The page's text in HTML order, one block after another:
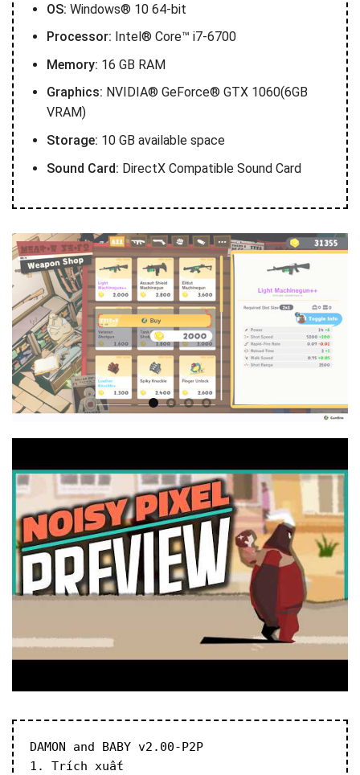
OS: Windows® 10 64-bit
Processor: Intel® Core™ i7-6700
Memory: 16 GB RAM
Graphics: NVIDIA® GeForce® GTX 1060(6GB
VRAM)
Storage: 10 GB available space
Sound Card: DirectX Compatible Sound Card
DAMON and BABY v2.00-P2P
1. Trích xuất